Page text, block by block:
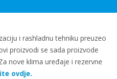
i rashladnu tehniku preuzeo
proizvodi se sada proizvode
nove klima uređaje i rezervne
ovdje.